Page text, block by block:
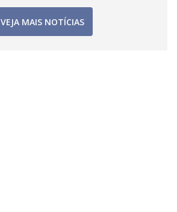
VEJA MAIS NOTÍCIAS